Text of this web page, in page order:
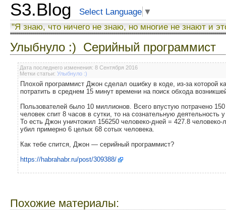
S3.Blog Select Language ▼
"Я знаю, что ничего не знаю, но многие не знают и
Улыбнуло :) Серийный программист
Дата последнего изменения: 8 Сентября 2016
Метки статьи: Улыбнуло :)
Плохой программист Джон сделал ошибку в коде, из-за которой
потратить в среднем 15 минут времени на поиск обхода
Пользователей было 10 миллионов. Всего впустую потрачено
человек спит 8 часов в сутки, то на сознательную деятельность
То есть Джон уничтожил 156250 человеко-дней = 427.8
убил примерно 6 целых 68 сотых человека.
Как тебе спится, Джон — серийный программист?
https://habrahabr.ru/post/309388/
Похожие материалы: